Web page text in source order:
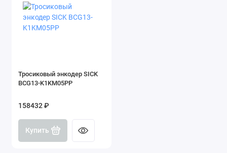
Тросиковый энкодер SICK
BCG13-K1KM05PP
158432 ₽
Купить